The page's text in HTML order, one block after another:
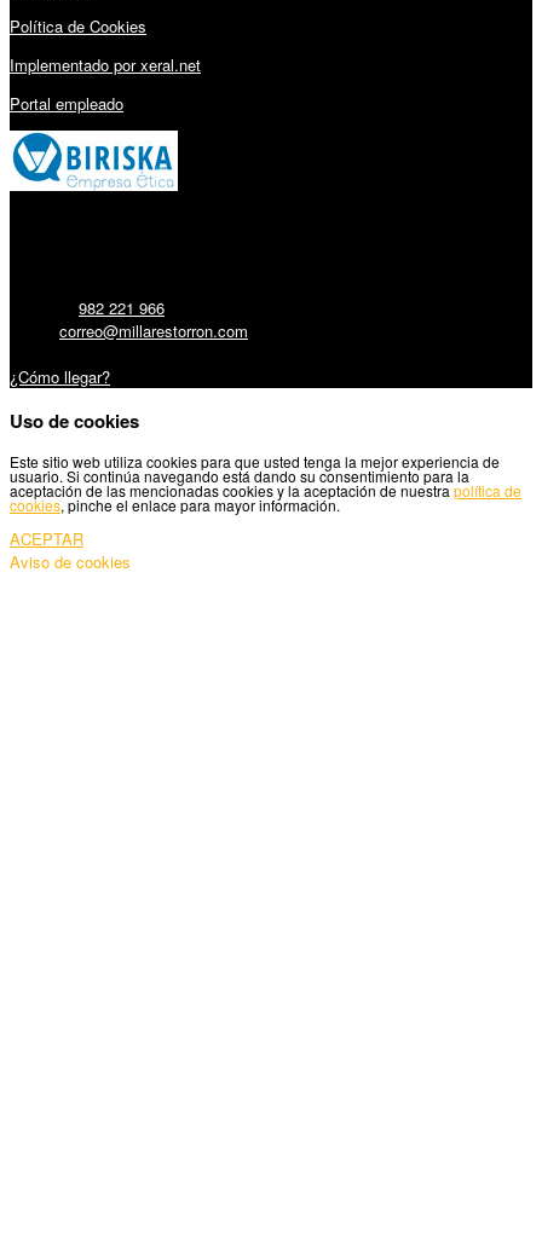
Política de Cookies
Implementado por xeral.net
Portal empleado
982 221 966
correo@millarestorron.com
¿Cómo llegar?
Uso de cookies
Este sitio web utiliza cookies para que usted tenga la mejor experiencia de
usuario. Si continúa navegando está dando su consentimiento para la
aceptación de las mencionadas cookies y la aceptación de nuestra política de
cookies, pinche el enlace para mayor información.
ACEPTAR
Aviso de cookies